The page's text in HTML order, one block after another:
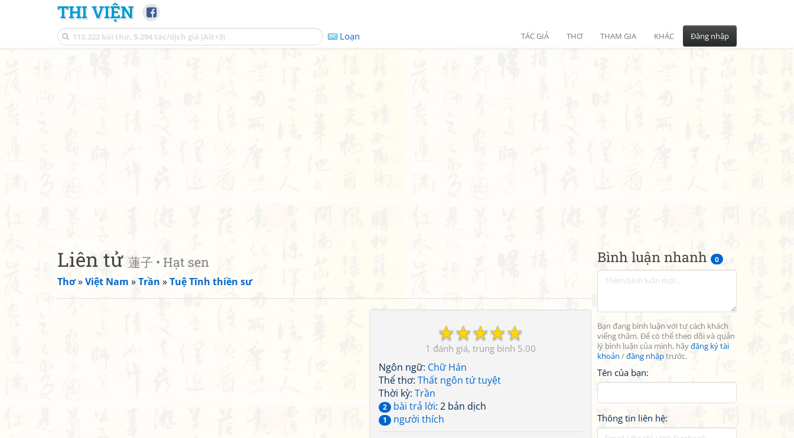
THI VIỆN
Loạn TÁC GIẢ THƠ THAM GIA KHÁC Đăng nhập
Bình luận nhanh 0
Bạn đang bình luận với tư cách khách
viếng thăm. Để có thể theo dõi và quản
lý bình luận của mình, hãyđăng ký tài
khoản /đăng nhậptrước.
Tên của bạn:
Thông tin liên hệ:
Liên tử 蓮子 • Hạt sen
Thơ»Việt Nam »Trần »Tuệ Tĩnh thiền sư
☆
☆
☆
☆
☆
1 5.00
Ngôn ngữ: Chữ Hán
Thể thơ: Thất ngôn tứ tuyệt
Thời kỳ: Trần
2 bài trả lời: 2 bản dịch
1 người thích